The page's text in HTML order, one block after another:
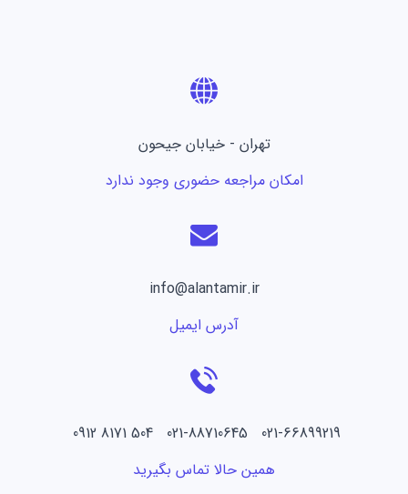
تهران - خیابان جیحون
امکان مراجعه حضوری وجود ندارد
info@alantamir.ir
آدرس ایمیل
021-66899219 021-88710645 504 8171 0912
همین حالا تماس بگیرید